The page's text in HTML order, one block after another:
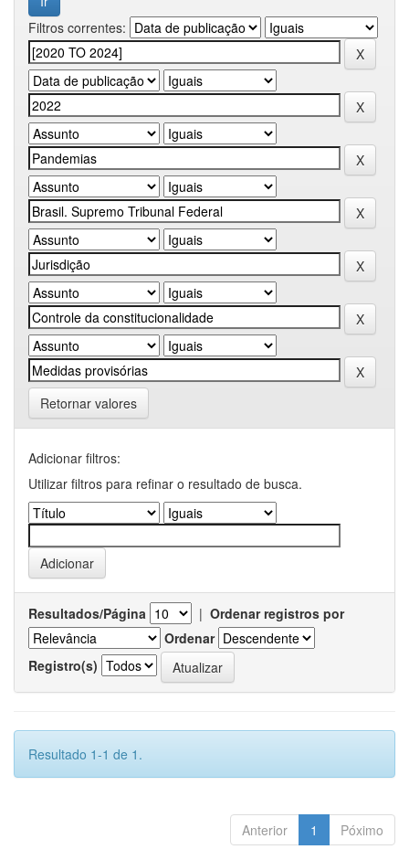
Filtros correntes:
Retornar valores
Adicionar filtros:
Utilizar filtros para refinar o resultado de busca.
Resultados/Página | Ordenar registros por
Ordenar
Registro(s)
Resultado 1-1 de 1.
Anterior 1 Póximo